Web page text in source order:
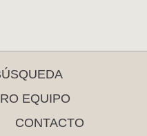
EQUIPO
CONTACTO